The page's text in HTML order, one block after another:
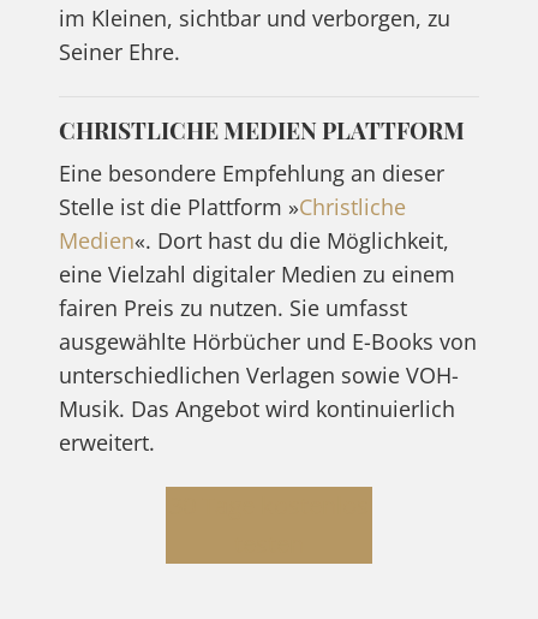
im Kleinen, sichtbar und verborgen, zu
Seiner Ehre.
CHRISTLICHE MEDIEN PLATTFORM
Eine besondere Empfehlung an dieser
Stelle ist die Plattform »Christliche
Medien«. Dort hast du die Möglichkeit,
eine Vielzahl digitaler Medien zu einem
fairen Preis zu nutzen. Sie umfasst
ausgewählte Hörbücher und E-Books von
unterschiedlichen Verlagen sowie VOH-
Musik. Das Angebot wird kontinuierlich
erweitert.